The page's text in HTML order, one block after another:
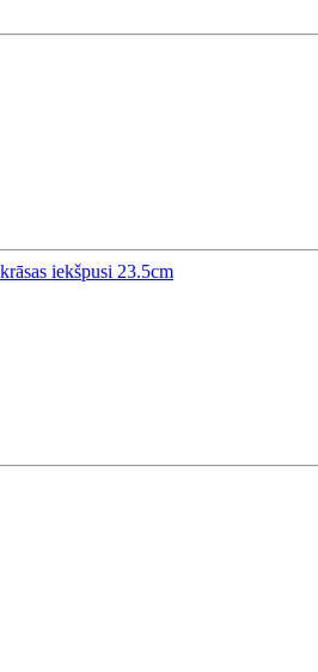
iekšpusi 23.5cm